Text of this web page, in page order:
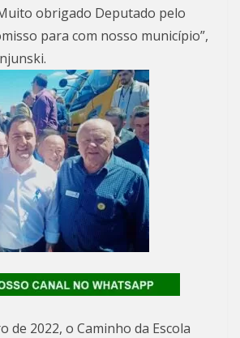
obrigado Deputado pelo
para com nosso município”,
de 2022, o Caminho da Escola